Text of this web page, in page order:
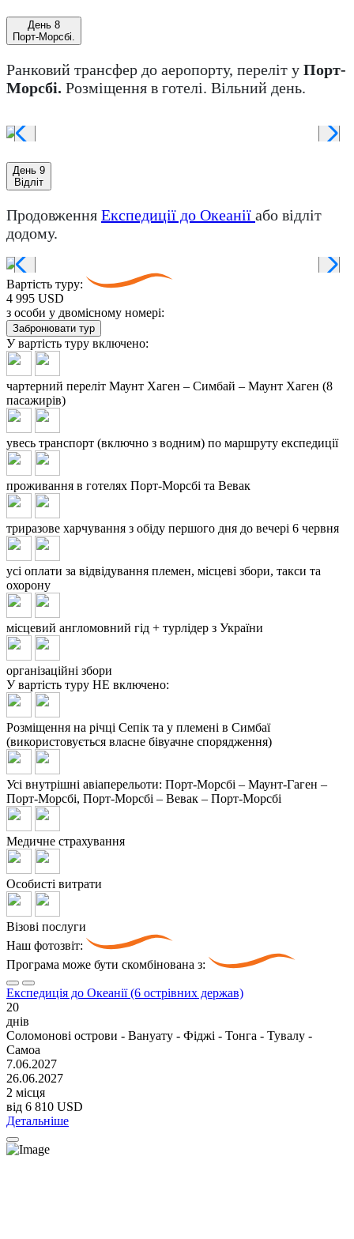
День 8
Порт-Морсбі.
Ранковий трансфер до аеропорту, переліт у Порт-
Морсбі. Розміщення в готелі. Вільний день.
День 9
Відліт
Продовження Експедиції до Океанії або відліт
додому.
Вартість туру:
4 995 USD
з особи у двомісному номері:
Забронювати тур
У вартість туру включено:
чартерний переліт Маунт Хаген – Симбай – Маунт Хаген (8
пасажирів)
увесь транспорт (включно з водним) по маршруту експедиції
проживання в готелях Порт-Морсбі та Вевак
триразове харчування з обіду першого дня до вечері 6 червня
усі оплати за відвідування племен, місцеві збори, такси та
охорону
місцевий англомовний гід + турлідер з України
організаційні збори
У вартість туру НЕ включено:
Розміщення на річці Сепік та у племені в Симбаї
(використовується власне бівуачне спорядження)
Усі внутрішні авіаперельоти: Порт-Морсбі – Маунт-Гаген –
Порт-Морсбі, Порт-Морсбі – Вевак – Порт-Морсбі
Медичне страхування
Особисті витрати
Візові послуги
Наш фотозвіт:
Програма може бути скомбінована з:
Експедиція до Океанії (6 острівних держав)
20
днів
Соломонові острови - Вануату - Фіджі - Тонга - Тувалу -
Самоа
7.06.2027
26.06.2027
2 місця
від 6 810 USD
Детальніше